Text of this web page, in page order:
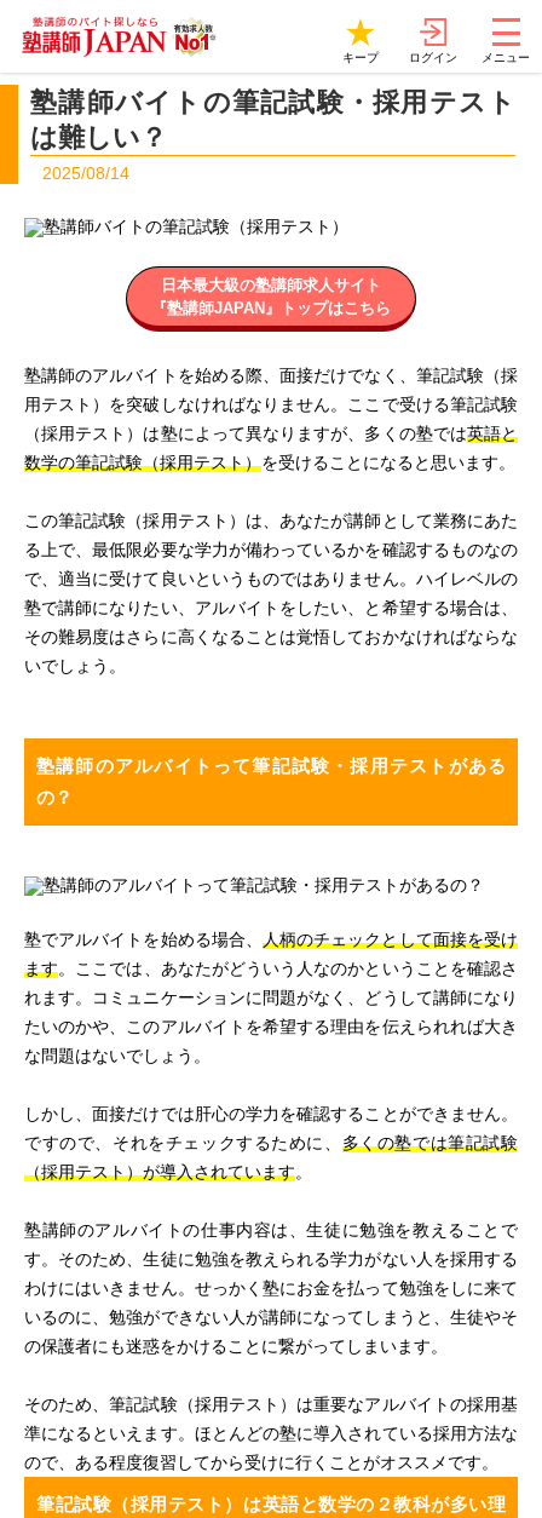
キープ ログイン メニュー
塾講師バイトの筆記試験・採用テスト
は難しい？
2025/08/14
日本最大級の塾講師求人サイト
『塾講師JAPAN』トップはこちら
塾講師のアルバイトを始める際、面接だけでなく、筆記試験（採
用テスト）を突破しなければなりません。ここで受ける筆記試験
（採用テスト）は塾によって異なりますが、多くの塾では英語と
数学の筆記試験（採用テスト）を受けることになると思います。
この筆記試験（採用テスト）は、あなたが講師として業務にあた
る上で、最低限必要な学力が備わっているかを確認するものなの
で、適当に受けて良いというものではありません。ハイレベルの
塾で講師になりたい、アルバイトをしたい、と希望する場合は、
その難易度はさらに高くなることは覚悟しておかなければならな
いでしょう。
塾講師のアルバイトって筆記試験・採用テストがある
の？
塾でアルバイトを始める場合、 人柄のチェックとして面接を受け
ます。ここでは、あなたがどういう人なのかということを確認さ
れます。コミュニケーションに問題がなく、どうして講師になり
たいのかや、このアルバイトを希望する理由を伝えられれば大き
な問題はないでしょう。
しかし、面接だけでは肝心の学力を確認することができません。
ですので、それをチェックするために、 多くの塾では筆記試験
（採用テスト）が導入されています。
塾講師のアルバイトの仕事内容は、生徒に勉強を教えることで
す。そのため、生徒に勉強を教えられる学力がない人を採用する
わけにはいきません。せっかく塾にお金を払って勉強をしに来て
いるのに、勉強ができない人が講師になってしまうと、生徒やそ
の保護者にも迷惑をかけることに繋がってしまいます。
そのため、筆記試験（採用テスト）は重要なアルバイトの採用基
準になるといえます。ほとんどの塾に導入されている採用方法な
ので、ある程度復習してから受けに行くことがオススメです。
筆記試験（採用テスト）は英語と数学の２教科が多い理